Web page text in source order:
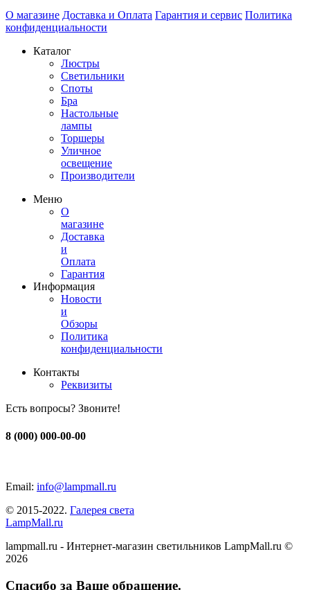
О магазине Доставка и Оплата Гарантия и сервис Политика
конфиденциальности
Каталог
Люстры
Светильники
Споты
Бра
Настольные
лампы
Торшеры
Уличное
освещение
Производители
Меню
О
магазине
Доставка
и
Оплата
Гарантия
Информация
Новости
и
Обзоры
Политика
конфиденциальности
Контакты
Реквизиты
Есть вопросы? Звоните!
8 (000) 000-00-00
Email: info@lampmall.ru
© 2015-2022. Галерея света
LampMall.ru
lampmall.ru - Интернет-магазин светильников LampMall.ru ©
2026
Спасибо за Ваше обращение.